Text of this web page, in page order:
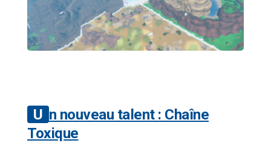
Un nouveau talent : Chaîne
Toxique